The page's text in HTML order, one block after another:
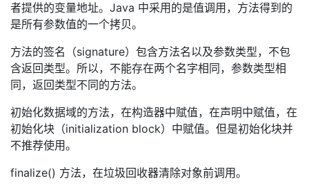
者提供的变量地址。Java 中采用的是值调用，方法得到的
是所有参数值的一个拷贝。
方法的签名（signature）包含方法名以及参数类型，不包
含返回类型。所以，不能存在两个名字相同，参数类型相
同，返回类型不同的方法。
初始化数据域的方法，在构造器中赋值，在声明中赋值，在
初始化块（initialization block）中赋值。但是初始化块并
不推荐使用。
finalize() 方法，在垃圾回收器清除对象前调用。